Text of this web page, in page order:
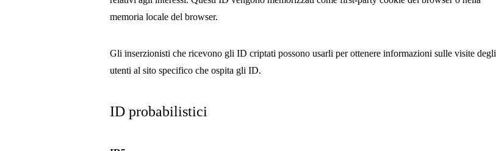
memoria locale del browser.
Gli inserzionisti che ricevono gli ID criptati possono usarli per ottenere informazioni sulle visite degli
utenti al sito specifico che ospita gli ID.
ID probabilistici